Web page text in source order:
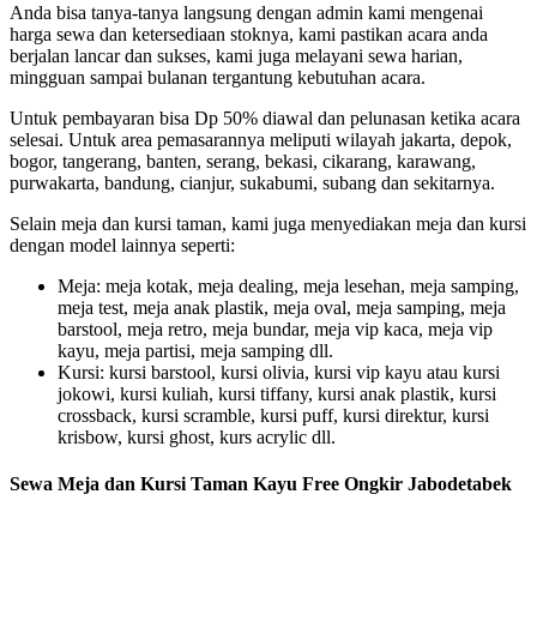
Anda bisa tanya-tanya langsung dengan admin kami mengenai
harga sewa dan ketersediaan stoknya, kami pastikan acara anda
berjalan lancar dan sukses, kami juga melayani sewa harian,
mingguan sampai bulanan tergantung kebutuhan acara.
Untuk pembayaran bisa Dp 50% diawal dan pelunasan ketika acara
selesai. Untuk area pemasarannya meliputi wilayah jakarta, depok,
bogor, tangerang, banten, serang, bekasi, cikarang, karawang,
purwakarta, bandung, cianjur, sukabumi, subang dan sekitarnya.
Selain meja dan kursi taman, kami juga menyediakan meja dan kursi
dengan model lainnya seperti:
Meja: meja kotak, meja dealing, meja lesehan, meja samping,
meja test, meja anak plastik, meja oval, meja samping, meja
barstool, meja retro, meja bundar, meja vip kaca, meja vip
kayu, meja partisi, meja samping dll.
Kursi: kursi barstool, kursi olivia, kursi vip kayu atau kursi
jokowi, kursi kuliah, kursi tiffany, kursi anak plastik, kursi
crossback, kursi scramble, kursi puff, kursi direktur, kursi
krisbow, kursi ghost, kurs acrylic dll.
Sewa Meja dan Kursi Taman Kayu Free Ongkir Jabodetabek